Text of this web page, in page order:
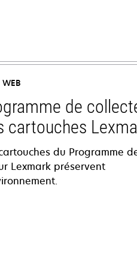
WEB
de
cartouches
du Programme
Lexmark préservent